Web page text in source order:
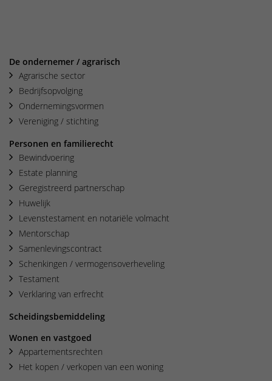
De ondernemer / agrarisch
Agrarische sector
Bedrijfsopvolging
Ondernemingsvormen
Vereniging / stichting
Personen en familierecht
Bewindvoering
Estate planning
Geregistreerd partnerschap
Huwelijk
Levenstestament en notariële volmacht
Mentorschap
Samenlevingscontract
Schenkingen / vermogensoverheveling
Testament
Verklaring van erfrecht
Scheidingsbemiddeling
Wonen en vastgoed
Appartementsrechten
Het kopen / verkopen van een woning